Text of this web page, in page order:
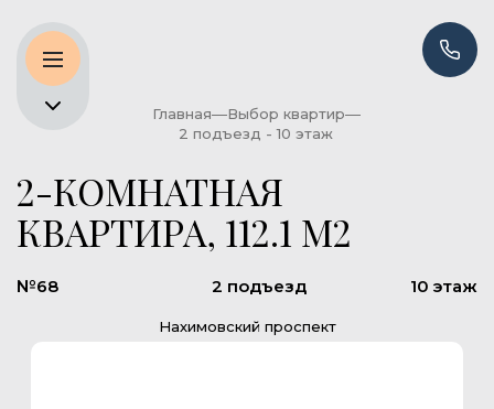
Главная
Выбор квартир
2 подъезд - 10 этаж
2-КОМНАТНАЯ
КВАРТИРА, 112.1 М2
№68 2 подъезд 10 этаж
Нахимовский проспект